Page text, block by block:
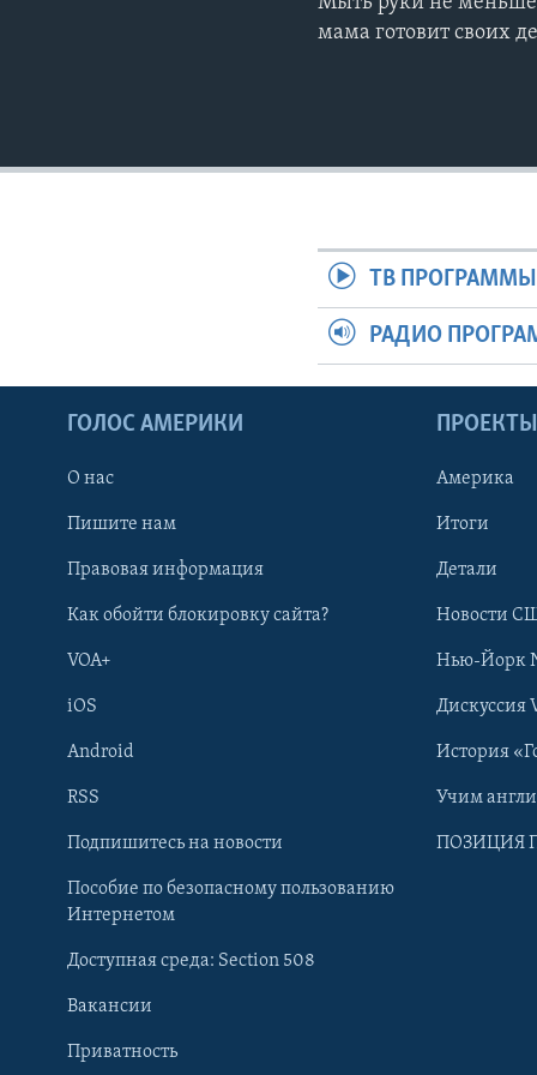
Learning English
Языки
мама готовит своих
ТВ ПРОГРАММЫ
РАДИО
ГОЛОС АМЕРИКИ
О нас
Пишите нам
Правовая информация
Как обойти блокировку сайта?
VOA+
iOS
Android
RSS
Подпишитесь на новости
Пособие по безопасному пользованию
Интернетом
Доступная среда: Section 508
Вакансии
Приватность
ПРОЕКТЫ
Америка
Итоги
Детали
Новости
Нью-Йорк
Дискуссия
История
Учим
ПОЗИЦИЯ